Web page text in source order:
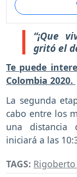
“¡Que
gritó el
Te puede
Colombia 2020.
La segunda
cabo entre los
una distancia
iniciará a las
TAGS: